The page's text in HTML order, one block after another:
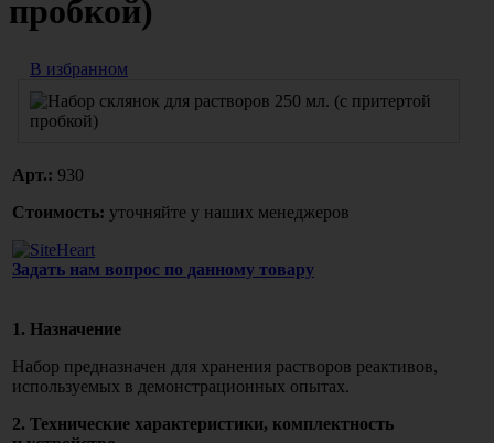
пробкой)
В избранном
Арт.: 930
Стоимость: уточняйте у наших менеджеров
Задать нам вопрос по данному товару
1. Назначение
Набор предназначен для хранения растворов реактивов,
используемых в демонстрационных опытах.
2. Технические характеристики, комплектность